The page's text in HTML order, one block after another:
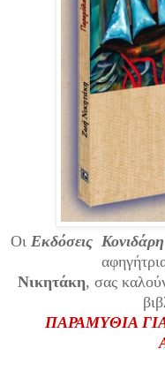
Οι Εκδόσεις Κονιδάρη
Νικητάκη, σας
ΠΑΡΑΜΥΘΙΑ